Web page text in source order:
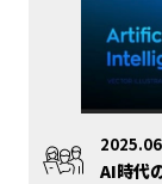
AI時代